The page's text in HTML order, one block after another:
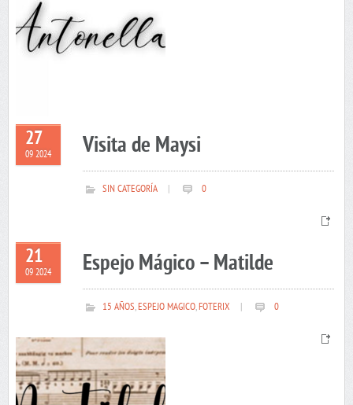
27
09 2024 Visita de Maysi
SIN CATEGORÍA 0
21
09 2024 Espejo Mágico – Matilde
15 AÑOS,ESPEJO MAGICO,FOTERIX 0